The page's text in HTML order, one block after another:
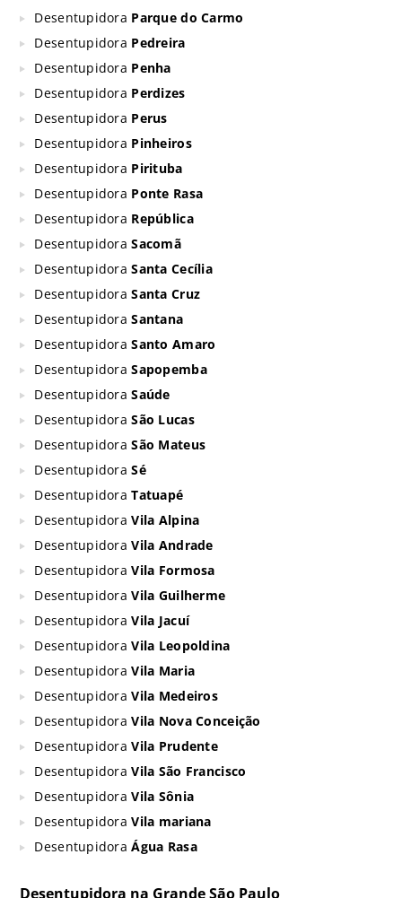
Desentupidora Parque do Carmo
Desentupidora Pedreira
Desentupidora Penha
Desentupidora Perdizes
Desentupidora Perus
Desentupidora Pinheiros
Desentupidora Pirituba
Desentupidora Ponte Rasa
Desentupidora República
DesentupidoraSacomã
DesentupidoraSanta Cecília
DesentupidoraSanta Cruz
DesentupidoraSantana
DesentupidoraSanto Amaro
DesentupidoraSapopemba
DesentupidoraSaúde
DesentupidoraSão Lucas
DesentupidoraSão Mateus
DesentupidoraSé
DesentupidoraTatuapé
DesentupidoraVila Alpina
DesentupidoraVila Andrade
DesentupidoraVila Formosa
DesentupidoraVila Guilherme
DesentupidoraVila Jacuí
DesentupidoraVila Leopoldina
DesentupidoraVila Maria
DesentupidoraVila Medeiros
DesentupidoraVila Nova Conceição
DesentupidoraVila Prudente
DesentupidoraVila São Francisco
DesentupidoraVila Sônia
DesentupidoraVila mariana
DesentupidoraÁgua Rasa
Desentupidora na Grande São Paulo